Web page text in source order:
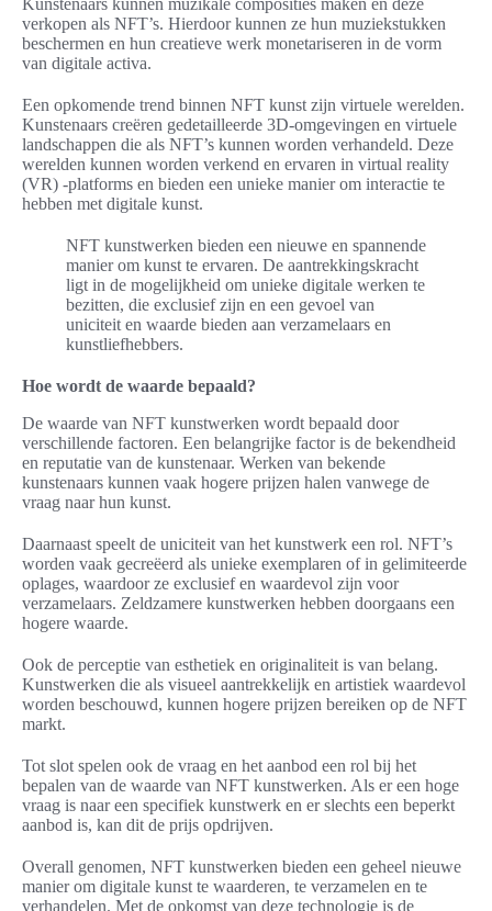
Kunstenaars kunnen muzikale composities maken en deze
verkopen als NFT’s. Hierdoor kunnen ze hun muziekstukken
beschermen en hun creatieve werk monetariseren in de vorm
van digitale activa.
Een opkomende trend binnen NFT kunst zijn virtuele werelden.
Kunstenaars creëren gedetailleerde 3D-omgevingen en virtuele
landschappen die als NFT’s kunnen worden verhandeld. Deze
werelden kunnen worden verkend en ervaren in virtual reality
(VR) -platforms en bieden een unieke manier om interactie te
hebben met digitale kunst.
NFT kunstwerken bieden een nieuwe en spannende
manier om kunst te ervaren. De aantrekkingskracht
ligt in de mogelijkheid om unieke digitale werken te
bezitten, die exclusief zijn en een gevoel van
uniciteit en waarde bieden aan verzamelaars en
kunstliefhebbers.
Hoe wordt de waarde bepaald?
De waarde van NFT kunstwerken wordt bepaald door
verschillende factoren. Een belangrijke factor is de bekendheid
en reputatie van de kunstenaar. Werken van bekende
kunstenaars kunnen vaak hogere prijzen halen vanwege de
vraag naar hun kunst.
Daarnaast speelt de uniciteit van het kunstwerk een rol. NFT’s
worden vaak gecreëerd als unieke exemplaren of in gelimiteerde
oplages, waardoor ze exclusief en waardevol zijn voor
verzamelaars. Zeldzamere kunstwerken hebben doorgaans een
hogere waarde.
Ook de perceptie van esthetiek en originaliteit is van belang.
Kunstwerken die als visueel aantrekkelijk en artistiek waardevol
worden beschouwd, kunnen hogere prijzen bereiken op de NFT
markt.
Tot slot spelen ook de vraag en het aanbod een rol bij het
bepalen van de waarde van NFT kunstwerken. Als er een hoge
vraag is naar een specifiek kunstwerk en er slechts een beperkt
aanbod is, kan dit de prijs opdrijven.
Overall genomen, NFT kunstwerken bieden een geheel nieuwe
manier om digitale kunst te waarderen, te verzamelen en te
verhandelen. Met de opkomst van deze technologie is de